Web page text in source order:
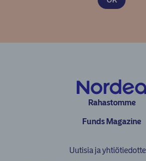
Rahastomme
Funds Magazine
Uutisia ja